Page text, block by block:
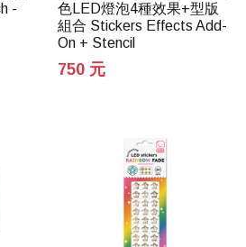
-
色LED燈泡4種效果+型版
組合 Stickers Effects Add-
On + Stencil
750 元